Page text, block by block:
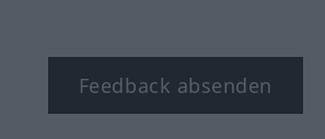
Feedback absenden